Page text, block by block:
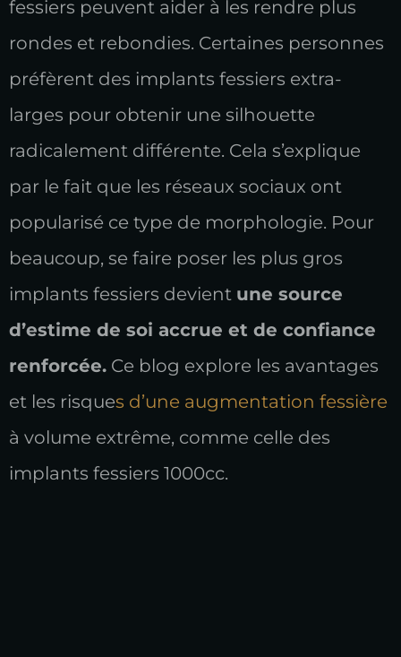
fessiers peuvent aider à les rendre plus
rondes et rebondies. Certaines personnes
préfèrent des implants fessiers extra-
larges pour obtenir une silhouette
radicalement différente. Cela s’explique
par le fait que les réseaux sociaux ont
popularisé ce type de morphologie. Pour
beaucoup, se faire poser les plus gros
implants fessiers devient une source
d’estime de soi accrue et de confiance
renforcée. Ce blog explore les avantages
et les risques d’une augmentation fessière
à volume extrême, comme celle des
implants fessiers 1000cc.